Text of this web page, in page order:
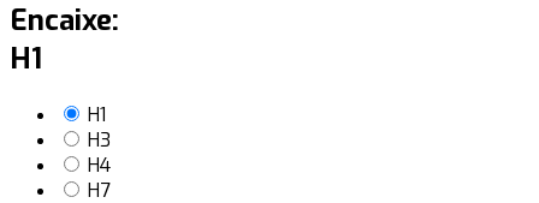
Encaixe:
H1
H1
H3
H4
H7